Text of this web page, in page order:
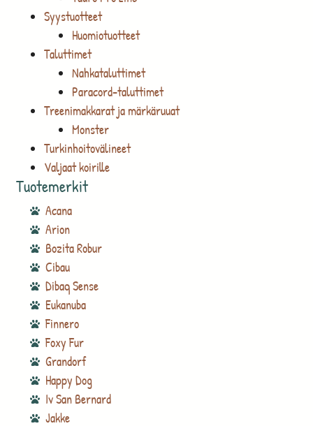
Syystuotteet
Huomiotuotteet
Taluttimet
Nahkataluttimet
Paracord-taluttimet
Treenimakkarat ja märkäruuat
Monster
Turkinhoitovälineet
Valjaat koirille
Tuotemerkit
Acana
Arion
Bozita Robur
Cibau
Dibaq Sense
Eukanuba
Finnero
Foxy Fur
Grandorf
Happy Dog
Iv San Bernard
Jakke